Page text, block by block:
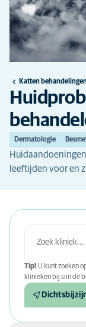
Katten
Dermatologie
leeftijden voor en
Tip! U kunt zoeken
klinieken bij u in de